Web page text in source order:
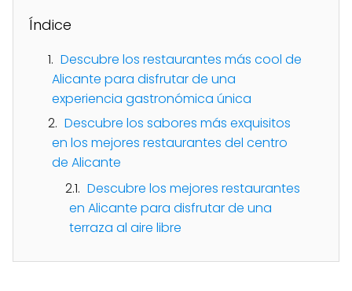
Índice
Descubre los restaurantes más cool de
Alicante para disfrutar de una
experiencia gastronómica única
Descubre los sabores más exquisitos
en los mejores restaurantes del centro
de Alicante
Descubre los mejores restaurantes
en Alicante para disfrutar de una
terraza al aire libre